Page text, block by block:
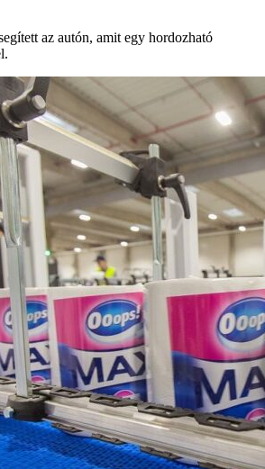
az autón, amit egy hordozható